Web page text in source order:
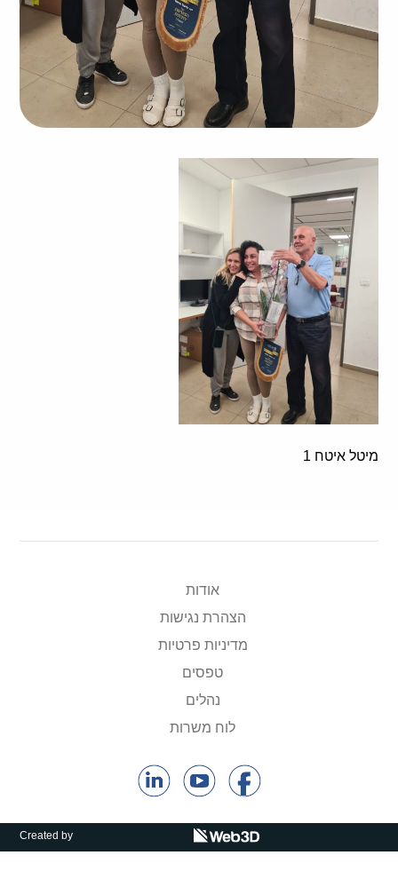
מיטל איטח 1
אודות
הצהרת נגישות
מדיניות פרטיות
טפסים
נהלים
לוח משרות
Created by